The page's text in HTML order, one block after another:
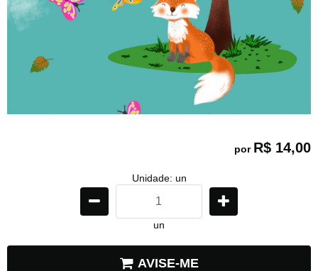
por R$ 14,00
Unidade: un
un
AVISE-ME